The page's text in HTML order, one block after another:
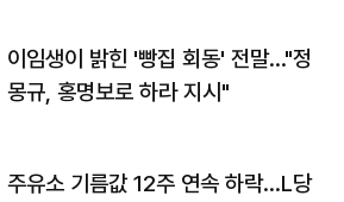
이임생이 밝힌 '빵집 회동' 전말…"정
몽규, 홍명보로 하라 지시"
주유소 기름값 12주 연속 하락…L당